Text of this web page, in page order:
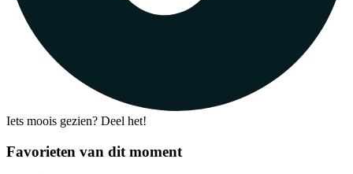
Iets moois gezien? Deel het!
Favorieten van dit moment